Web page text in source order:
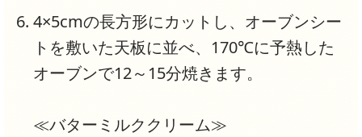
4×5cmの長方形にカットし、オーブンシー
トを敷いた天板に並べ、170℃に予熱した
オーブンで12～15分焼きます。
≪バターミルククリーム≫